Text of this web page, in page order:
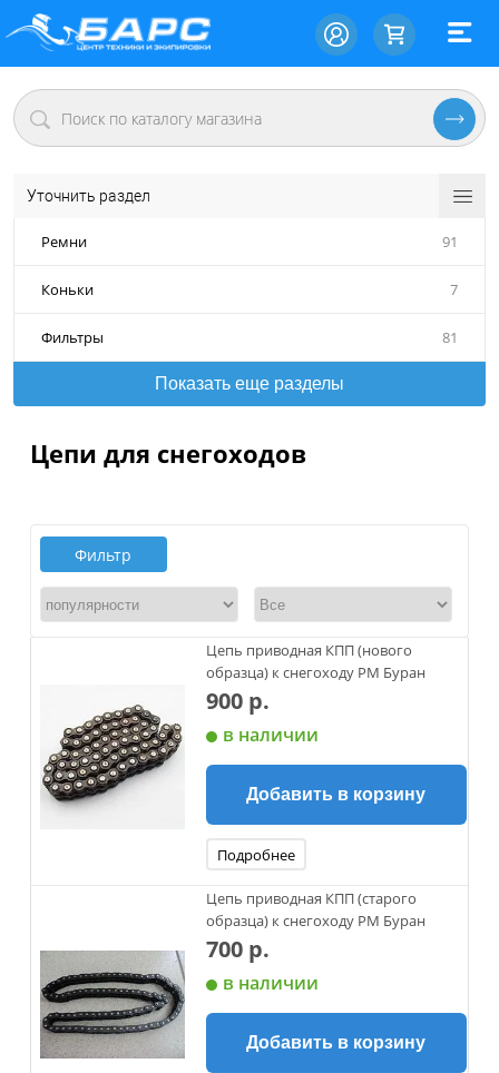
Уточнить раздел
Ремни 91
Коньки 7
Фильтры 81
Показать еще разделы
Цепи для снегоходов
Фильтр
Цепь приводная КПП (нового
образца) к снегоходу РМ Буран
900 р.
в наличии
Добавить в корзину
Подробнее
Цепь приводная КПП (старого
образца) к снегоходу РМ Буран
700 р.
в наличии
Добавить в корзину